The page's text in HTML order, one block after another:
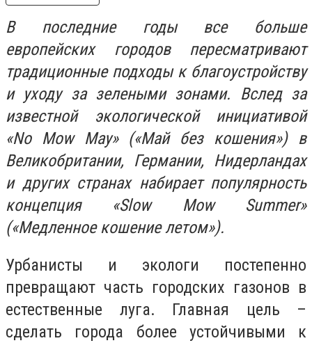
В последние годы все больше
европейских городов пересматривают
традиционные подходы к благоустройству
и уходу за зелеными зонами. Вслед за
известной экологической инициативой
«No Mow May» («Май без кошения») в
Великобритании, Германии, Нидерландах
и других странах набирает популярность
концепция «Slow Mow Summer»
(«Медленное кошение летом»).
Урбанисты и экологи постепенно
превращают часть городских газонов в
естественные луга. Главная цель –
сделать города более устойчивыми к